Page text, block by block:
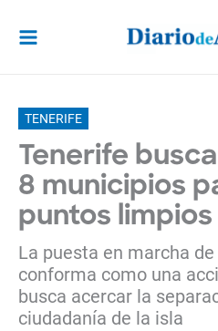
contenido
TENERIFE
Tenerife
8 municipios
puntos limpios
La puesta en marcha
conforma como una
busca acercar la
ciudadanía de la isla